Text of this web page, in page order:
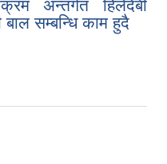
अन्तर्गत हिलेदेबी
बाल सम्बन्धि काम हुदै